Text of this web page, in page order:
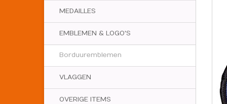
MEDAILLES
EMBLEMEN & LOGO'S
Borduuremblemen
VLAGGEN
OVERIGE ITEMS